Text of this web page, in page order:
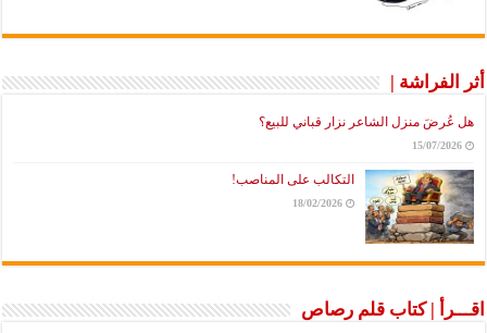
أثر الفراشة |
هل عُرضَ منزل الشاعر نزار قباني للبيع؟
15/07/2026
التكالب على المناصب!
18/02/2026
اقـــرأ | كتاب قلم رصاص